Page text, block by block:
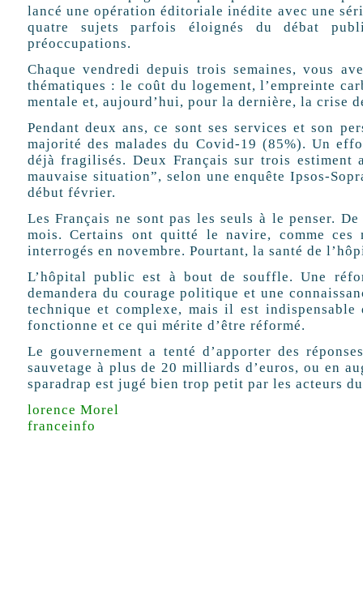
lancé une opération éditoriale inédite avec une
quatre sujets parfois éloignés du débat
préoccupations.
Chaque vendredi depuis trois semaines, vous
thématiques : le coût du logement, l’empreinte
mentale et, aujourd’hui, pour la dernière, la crise
Pendant deux ans, ce sont ses services et son
majorité des malades du Covid-19 (85%). Un
déjà fragilisés. Deux Français sur trois estiment
mauvaise situation”, selon une enquête Ipsos-
début février.
Les Français ne sont pas les seuls à le penser.
mois. Certains ont quitté le navire, comme ces
interrogés en novembre. Pourtant, la santé de
L’hôpital public est à bout de souffle. Une
demandera du courage politique et une
technique et complexe, mais il est
fonctionne et ce qui mérite d’être réformé.
Le gouvernement a tenté d’apporter des
sauvetage à plus de 20 milliards d’euros, ou en
sparadrap est jugé bien trop petit par les acteurs
lorence Morel
franceinfo